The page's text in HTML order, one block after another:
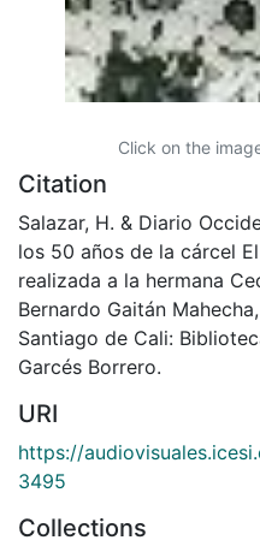
Click on the
Citation
Salazar, H. & Diario
los 50 años de la cárcel
realizada a la hermana
Bernardo Gaitán
Santiago de Cali:
Garcés Borrero.
URI
https://
3495
Collections